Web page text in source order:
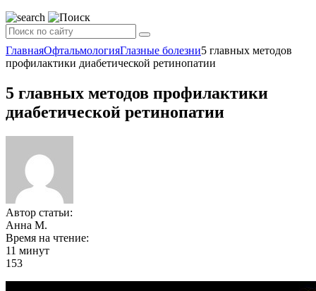
ГлавнаяОфтальмологияГлазные болезни5 главных методов
профилактики диабетической ретинопатии
5 главных методов профилактики
диабетической ретинопатии
Автор статьи:
Анна М.
Время на чтение:
11 минут
153